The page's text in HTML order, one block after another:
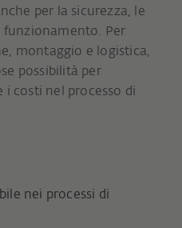
per la sicurezza, le
funzionamento. Per
montaggio e logistica,
possibilità per
costi nel processo di
nei processi di